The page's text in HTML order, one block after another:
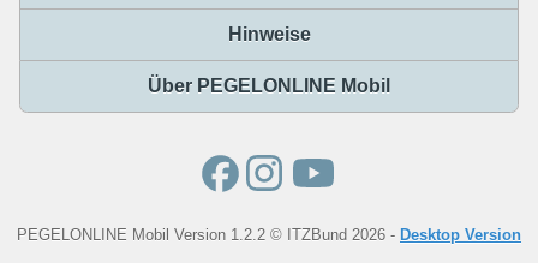
Hinweise
Über PEGELONLINE Mobil
PEGELONLINE Mobil Version 1.2.2 © ITZBund 2026 - Desktop Version